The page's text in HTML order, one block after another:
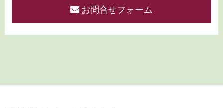
お問合せフォーム